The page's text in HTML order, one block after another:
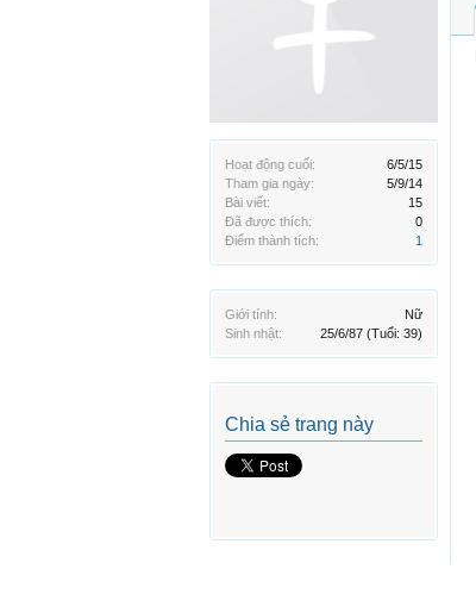
Hoạt động cuối:
6/5/15
Tham gia ngày:
5/9/14
Bài viết:
15
Đã được thích:
0
Điểm thành tích:
1
Giới tính:
Nữ
Sinh nhật:
25/6/87 (Tuổi: 39)
Chia sẻ trang này